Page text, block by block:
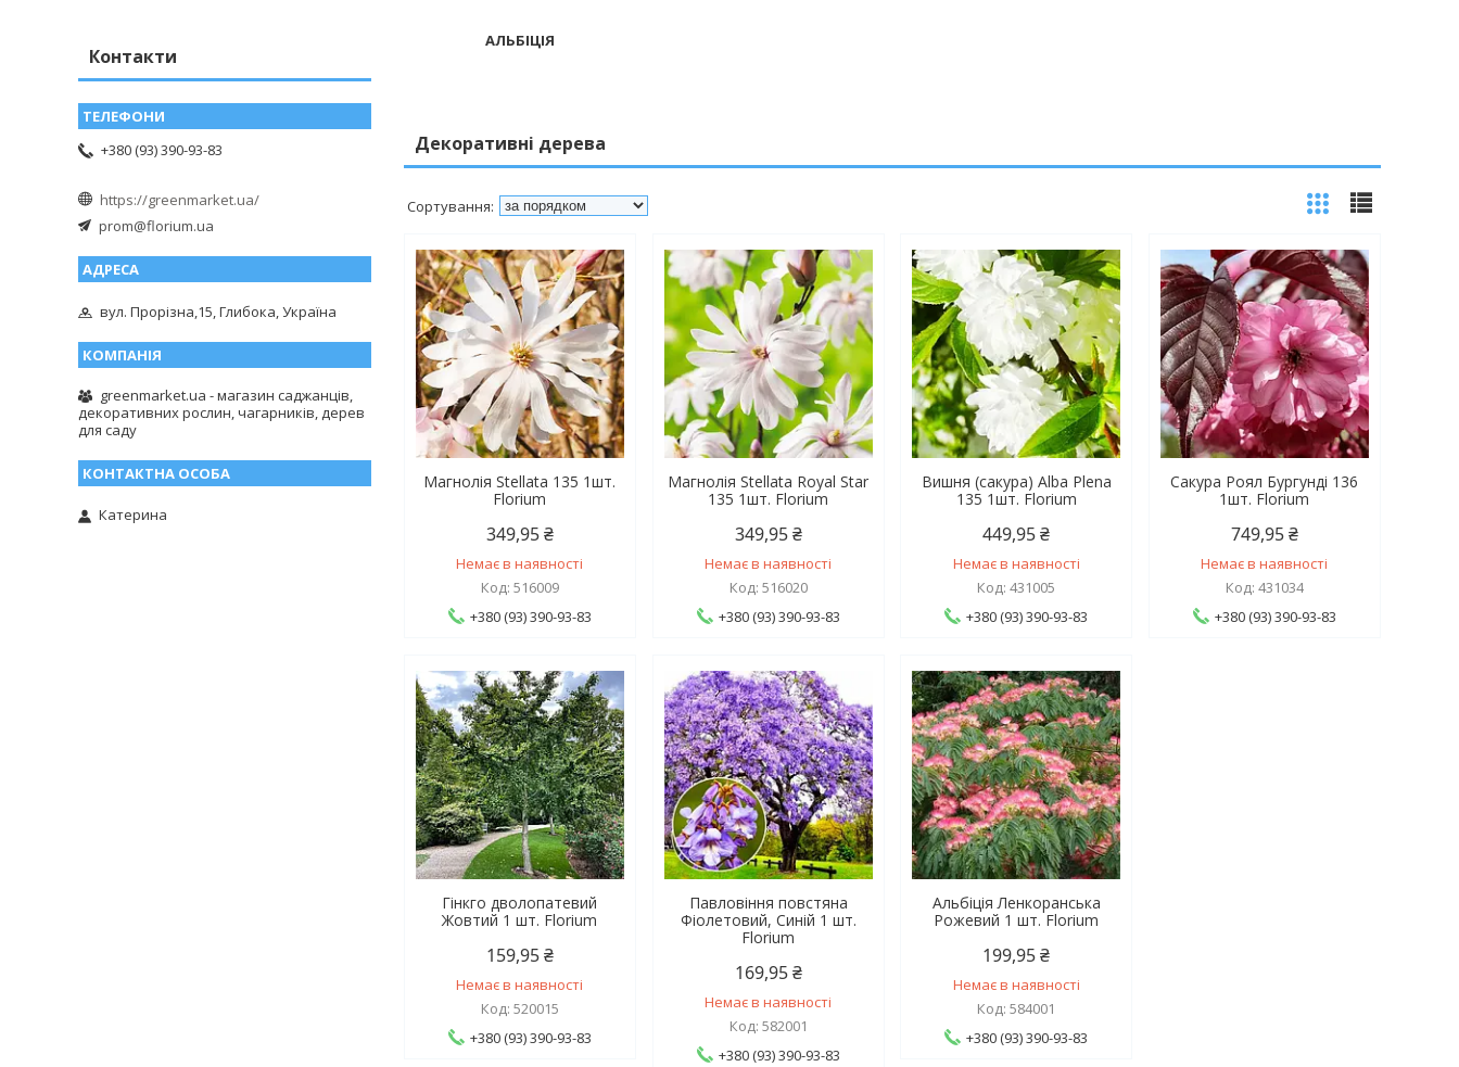
АЛЬБІЦІЯ
Декоративні дерева
Магнолія Stellata 135 1шт.
Florium
349,95 ₴
Немає в наявності
516009
+380 (93) 390-93-83
Магнолія Stellata Royal Star
135 1шт. Florium
349,95 ₴
Немає в наявності
516020
+380 (93) 390-93-83
Вишня (сакура) Alba Plena
135 1шт. Florium
449,95 ₴
Немає в наявності
431005
+380 (93) 390-93-83
Сакура Роял Бургунді 136
1шт. Florium
749,95 ₴
Немає в наявності
431034
+380 (93) 390-93-83
Гінкго дволопатевий
Жовтий 1 шт. Florium
159,95 ₴
Немає в наявності
520015
+380 (93) 390-93-83
Павловіння повстяна
Фіолетовий, Синій 1 шт.
Florium
169,95 ₴
Немає в наявності
582001
+380 (93) 390-93-83
Альбіція Ленкоранська
Рожевий 1 шт. Florium
199,95 ₴
Немає в наявності
584001
+380 (93) 390-93-83
Контакти
+380 (93) 390-93-83
https://greenmarket.ua/
prom@florium.ua
вул. Прорізна,15, Глибока, Україна
greenmarket.ua - магазин саджанців,
декоративних рослин, чагарників, дерев
для саду
Катерина